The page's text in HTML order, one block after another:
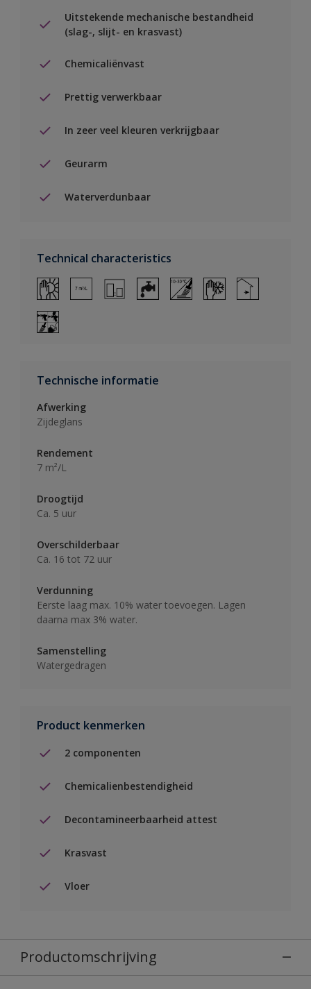
Uitstekende mechanische bestandheid
(slag-, slijt- en krasvast)
Chemicaliënvast
Prettig verwerkbaar
In zeer veel kleuren verkrijgbaar
Geurarm
Waterverdunbaar
Technical characteristics
Technische informatie
Afwerking
Zijdeglans
Rendement
7 m²/L
Droogtijd
Ca. 5 uur
Overschilderbaar
Ca. 16 tot 72 uur
Verdunning
Eerste laag max. 10% water toevoegen. Lagen
daarna max 3% water.
Samenstelling
Watergedragen
Product kenmerken
2 componenten
Chemicalienbestendigheid
Decontamineerbaarheid attest
Krasvast
Vloer
Productomschrijving